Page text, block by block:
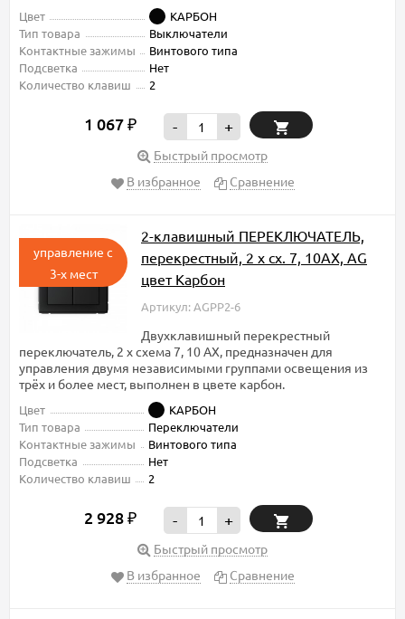
Цвет
КАРБОН
Тип товара
Выключатели
Контактные зажимы
Винтового типа
Подсветка
Нет
Количество клавиш
2
1 067 ₽ - +
Быстрый просмотр
В избранное
Сравнение
управление с
3-х мест
2-клавишный ПЕРЕКЛЮЧАТЕЛЬ,
перекрестный, 2 x сх. 7, 10АХ, AG
цвет Карбон
Артикул: AGPP2-6
Двухклавишный перекрестный
переключатель, 2 x схема 7, 10 АХ, предназначен для
управления двумя независимыми группами освещения из
трёх и более мест, выполнен в цвете карбон.
Цвет
КАРБОН
Тип товара
Переключатели
Контактные зажимы
Винтового типа
Подсветка
Нет
Количество клавиш
2
2 928 ₽ - +
Быстрый просмотр
В избранное
Сравнение